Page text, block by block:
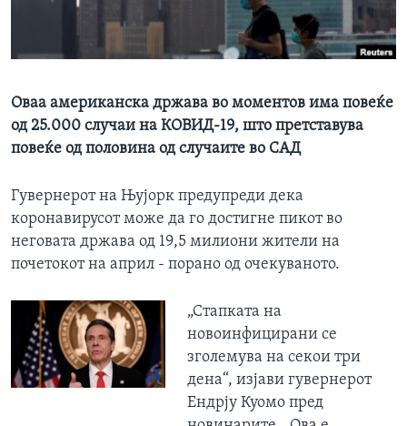
Јазици
Оваа американска држава во моментов има повеќе
од 25.000 случаи на КОВИД-19, што претставува
повеќе од половина од случаите во САД
Гувернерот на Њујорк предупреди дека
коронавирусот може да го достигне пикот во
неговата држава од 19,5 милиони жители на
почетокот на април - порано од очекуваното.
„Стапката на
новоинфицирани се
зголемува на секои три
дена“, изјави гувернерот
Ендрју Куомо пред